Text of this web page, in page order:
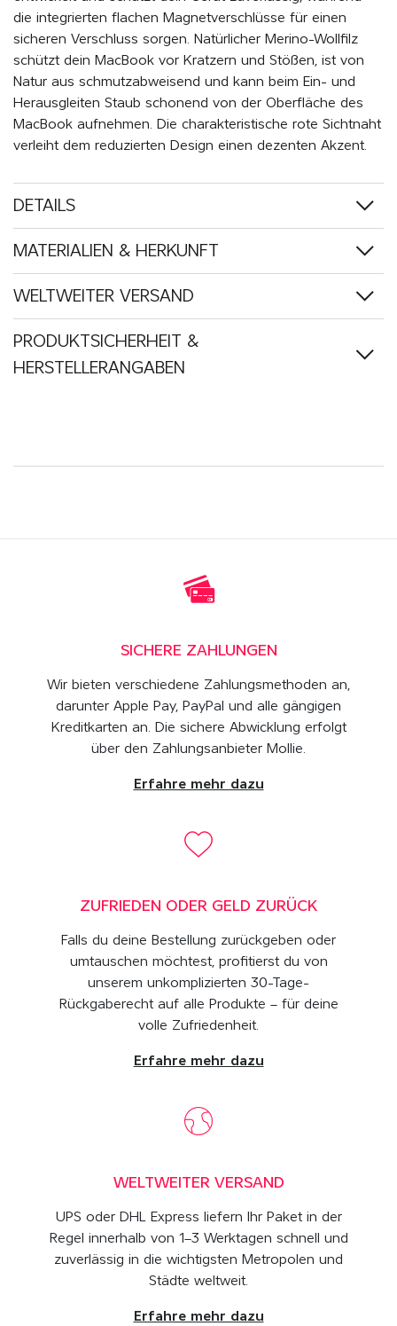
die integrierten flachen Magnetverschlüsse für einen
sicheren Verschluss sorgen. Natürlicher Merino-Wollfilz
schützt dein MacBook vor Kratzern und Stößen, ist von
Natur aus schmutzabweisend und kann beim Ein- und
Herausgleiten Staub schonend von der Oberfläche des
MacBook aufnehmen. Die charakteristische rote Sichtnaht
verleiht dem reduzierten Design einen dezenten Akzent.
DETAILS
MATERIALIEN & HERKUNFT
WELTWEITER VERSAND
PRODUKTSICHERHEIT &
HERSTELLERANGABEN
SICHERE ZAHLUNGEN
Wir bieten verschiedene Zahlungsmethoden an,
darunter Apple Pay, PayPal und alle gängigen
Kreditkarten an. Die sichere Abwicklung erfolgt
über den Zahlungsanbieter Mollie.
Erfahre mehr dazu
ZUFRIEDEN ODER GELD ZURÜCK
Falls du deine Bestellung zurückgeben oder
umtauschen möchtest, profitierst du von
unserem unkomplizierten 30-Tage-
Rückgaberecht auf alle Produkte – für deine
volle Zufriedenheit.
Erfahre mehr dazu
WELTWEITER VERSAND
UPS oder DHL Express liefern Ihr Paket in der
Regel innerhalb von 1–3 Werktagen schnell und
zuverlässig in die wichtigsten Metropolen und
Städte weltweit.
Erfahre mehr dazu